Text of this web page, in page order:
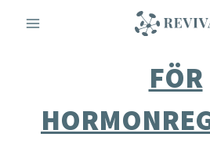
sisältöön
FÖR